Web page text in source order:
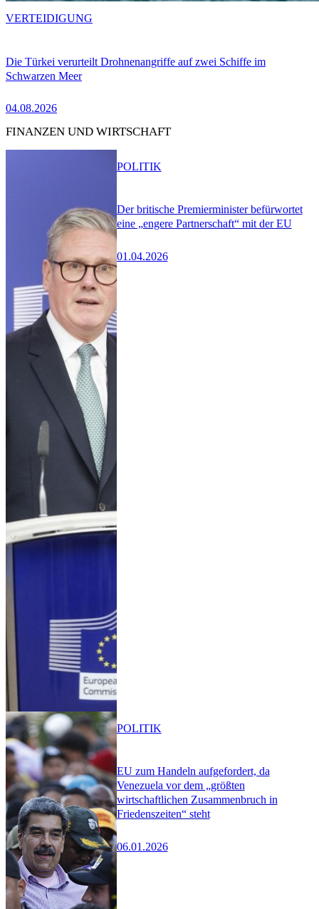
Die Türkei verurteilt Drohnenangriffe auf zwei Schiffe im
Schwarzen Meer
04.08.2026
VERTEIDIGUNG
FINANZEN UND WIRTSCHAFT
Der britische Premierminister befürwortet
eine „engere Partnerschaft“ mit der EU
01.04.2026
POLITIK
EU zum Handeln aufgefordert, da
Venezuela vor dem „größten
wirtschaftlichen Zusammenbruch in
Friedenszeiten“ steht
06.01.2026
POLITIK